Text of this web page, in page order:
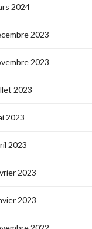
2024
2023
2023
2023
2023
2023
2023
2023